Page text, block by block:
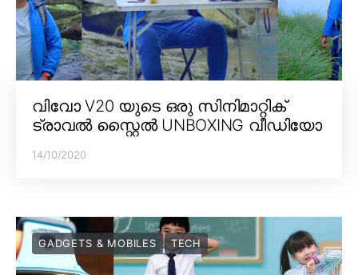
വിവോ V20 യുടെ ഒരു സിനിമാറ്റിക്
ട്രാവൽ സ്റ്റൈൽ UNBOXING വീഡിയോ
14/10/2020
GADGETS & MOBILES TECH